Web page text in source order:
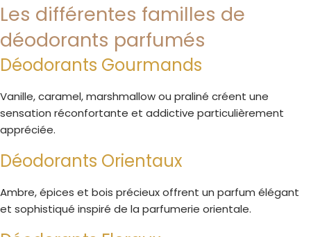
Les différentes familles de
déodorants parfumés
Déodorants Gourmands
Vanille, caramel, marshmallow ou praliné créent une
sensation réconfortante et addictive particulièrement
appréciée.
Déodorants Orientaux
Ambre, épices et bois précieux offrent un parfum élégant
et sophistiqué inspiré de la parfumerie orientale.